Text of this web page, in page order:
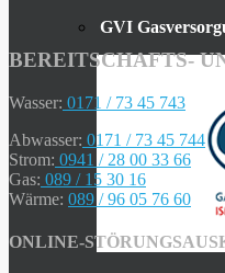
GVI
BEREITSCHAFTS-
Wasser: 0171 / 73 45 743
Abwasser: 0171 / 73 45 744
Strom: 0941 / 28 00 33 66
Gas: 089 / 15 30 16
Wärme: 089 / 96 05 76 60
ONLINE-